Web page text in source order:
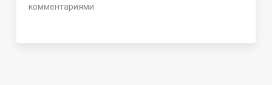
комментариями.